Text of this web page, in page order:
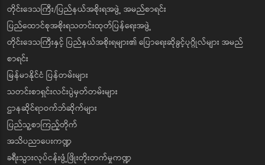
တိုင်းဒေသကြီး/ပြည်နယ်အစိုးရအဖွဲ့ အမည်စာရင်း
ပြည်ထောင်စုအစိုးရသတင်းထုတ်ပြန်ရေးအဖွဲ့
တိုင်းဒေသကြီးနှင့် ပြည်နယ်အစိုးရများ၏ ပြောရေးဆိုခွင့်ပုဂ္ဂိုလ်များ အမည်
စာရင်း
မြန်မာနိုင်ငံ ပြန်တမ်းများ
သတင်းစာရှင်းလင်းပွဲမှတ်တမ်းများ
ဌာနဆိုင်ရာဝက်ဘ်ဆိုက်များ
ပြည်သူ့စာကြည့်တိုက်
အသိပညာပေးကဏ္ဍ
ခရီးသွားလုပ်ငန်းဖွံ့ဖြိုးတိုးတက်မှုကဏ္ဍ